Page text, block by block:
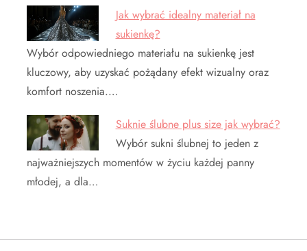
Jak wybrać idealny materiał na
sukienkę?
Wybór odpowiedniego materiału na sukienkę jest
kluczowy, aby uzyskać pożądany efekt wizualny oraz
komfort noszenia.…
Suknie ślubne plus size jak wybrać?
Wybór sukni ślubnej to jeden z
najważniejszych momentów w życiu każdej panny
młodej, a dla…